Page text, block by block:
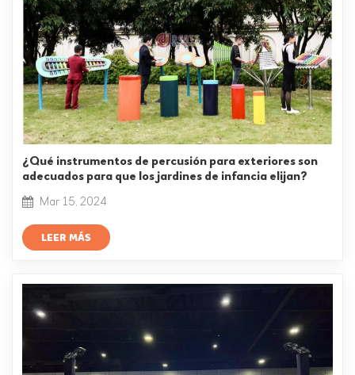
¿Qué instrumentos de percusión para exteriores son
adecuados para que los jardines de infancia elijan?
Mar 15, 2024
LEER MÁS